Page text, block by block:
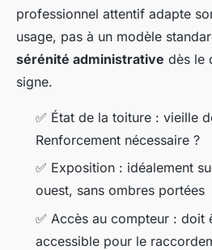
professionnel attentif adapte
usage, pas à un modèle
sérénité administrative dès le
signe.
✅ État de la toiture : vieille
Renforcement nécessaire ?
✅ Exposition : idéalement
ouest, sans ombres portées
✅ Accès au compteur : doit
accessible pour le